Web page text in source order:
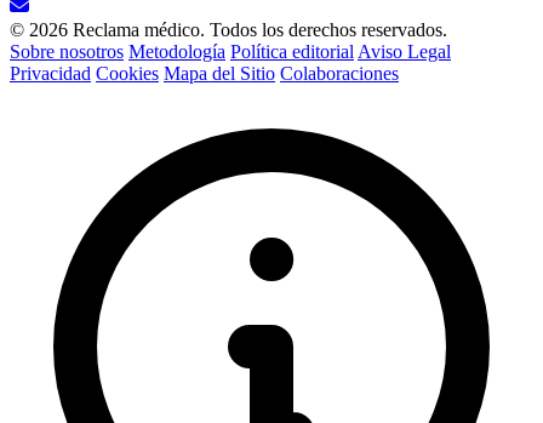
© 2026 Reclama médico. Todos los derechos reservados.
Sobre nosotros Metodología Política editorial Aviso Legal
Privacidad Cookies Mapa del Sitio Colaboraciones